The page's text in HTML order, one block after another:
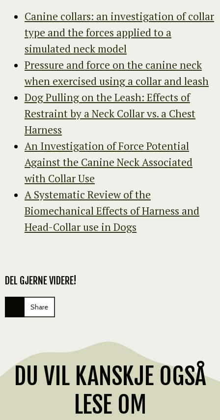
Canine collars: an investigation of collar
type and the forces applied to a
simulated neck model
Pressure and force on the canine neck
when exercised using a collar and leash
Dog Pulling on the Leash: Effects of
Restraint by a Neck Collar vs. a Chest
Harness
An Investigation of Force Potential
Against the Canine Neck Associated
with Collar Use
A Systematic Review of the
Biomechanical Effects of Harness and
Head-Collar use in Dogs
DEL GJERNE VIDERE!
Share
DU VIL KANSKJE OGSÅ
LESE OM